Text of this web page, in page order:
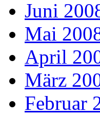
Juni
Mai
April
März
Februar